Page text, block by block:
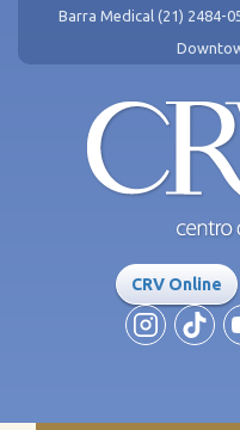
Barra Medical (21) 2484-
CRV Online